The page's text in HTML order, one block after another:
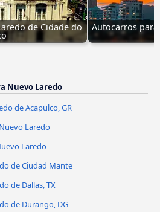
de Cidade do Autocarros
Nuevo Laredo
de Acapulco, GR
Laredo
Laredo
de Ciudad Mante
de Dallas, TX
de Durango, DG